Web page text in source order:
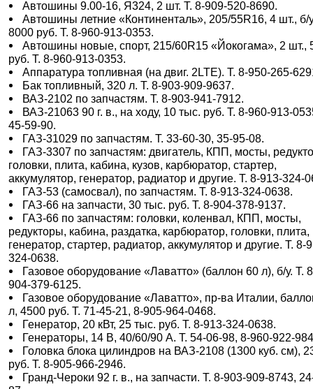
Автошины 9.00-16, Я324, 2 шт. Т. 8-909-520-8690.
Автошины летние «Континенталь», 205/55R16, 4 шт., б/
8000 руб. Т. 8-960-913-0353.
Автошины новые, спорт, 215/60R15 «Йокогама», 2 шт.,
руб. Т. 8-960-913-0353.
Аппаратура топливная (на двиг. 2LTE). Т. 8-950-265-
Бак топливный, 320 л. Т. 8-903-909-9637.
ВАЗ-2102 по запчастям. Т. 8-903-941-7912.
ВАЗ-21063 90 г. в., на ходу, 10 тыс. руб. Т. 8-960-913-
45-59-90.
ГАЗ-31029 по запчастям. Т. 33-60-30, 35-95-08.
ГАЗ-3307 по запчастям: двигатель, КПП, мосты,
головки, плита, кабина, кузов, карбюратор, стартер,
аккумулятор, генератор, радиатор и другие. Т. 8-913-324-
ГАЗ-53 (самосвал), по запчастям. Т. 8-913-324-0638.
ГАЗ-66 на запчасти, 30 тыс. руб. Т. 8-904-378-9137.
ГАЗ-66 по запчастям: головки, коленвал, КПП, мосты,
редукторы, кабина, раздатка, карбюратор, головки, плита,
генератор, стартер, радиатор, аккумулятор и другие. Т. 8-
324-0638.
Газовое оборудование «Лаватто» (баллон 60 л), б/у. Т.
904-379-6125.
Газовое оборудование «Лаватто», пр-ва Италии,
л, 4500 руб. Т. 71-45-21, 8-905-964-0468.
Генератор, 20 кВт, 25 тыс. руб. Т. 8-913-324-0638.
Генераторы, 14 В, 40/60/90 А. Т. 54-06-98, 8-960-922-
Головка блока цилиндров на ВАЗ-2108 (1300 куб. см),
руб. Т. 8-905-966-2946.
Гранд-Чероки 92 г. в., на запчасти. Т. 8-903-909-8743,